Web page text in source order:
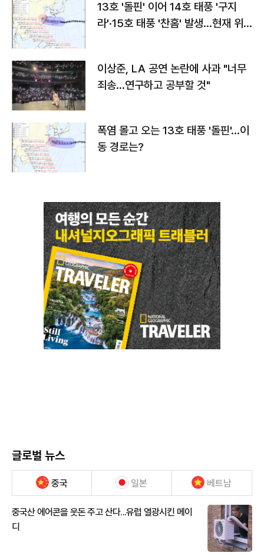
13호 '돌핀' 이어 14호 태풍 '구지
라'·15호 태풍 '찬홈' 발생…현재 위
이상준, LA 공연 논란에 사과 "너무
죄송…연구하고 공부할 것"
폭염 몰고 오는 13호 태풍 '돌핀'…이
동 경로는?
글로벌 뉴스
중국 일본 베트남
중국산 에어콘을 웃돈 주고 산다...유럽 열광시킨 메이
디